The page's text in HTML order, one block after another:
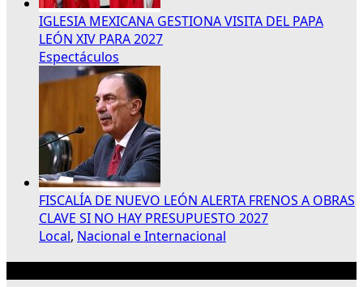
IGLESIA MEXICANA GESTIONA VISITA DEL PAPA
LEÓN XIV PARA 2027
Espectáculos
FISCALÍA DE NUEVO LEÓN ALERTA FRENOS A OBRAS
CLAVE SI NO HAY PRESUPUESTO 2027
Local, Nacional e Internacional